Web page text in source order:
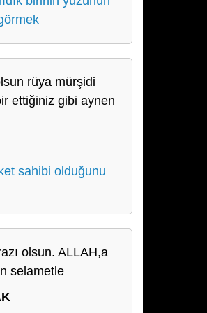
rüya mürşidi
ettiğiniz gibi aynen
sahibi olduğunu
olsun. ALLAH,a
selametle